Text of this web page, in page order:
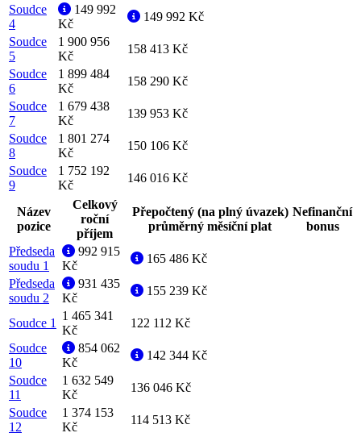
Soudce
4
149 992
Kč
149 992 Kč
Soudce
5
1 900 956
Kč
158 413 Kč
Soudce
6
1 899 484
Kč
158 290 Kč
Soudce
7
1 679 438
Kč
139 953 Kč
Soudce
8
1 801 274
Kč
150 106 Kč
Soudce
9
1 752 192
Kč
146 016 Kč
Název
pozice
Celkový
roční
příjem
Přepočtený (na plný úvazek)
průměrný měsíční plat
Nefinanční
bonus
Předseda
soudu 1
992 915
Kč
165 486 Kč
Předseda
soudu 2
931 435
Kč
155 239 Kč
Soudce 1
1 465 341
Kč
122 112 Kč
Soudce
10
854 062
Kč
142 344 Kč
Soudce
11
1 632 549
Kč
136 046 Kč
Soudce
12
1 374 153
Kč
114 513 Kč